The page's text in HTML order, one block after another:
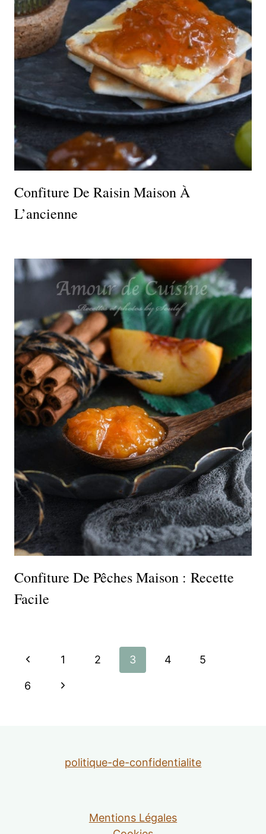
Confiture De Raisin Maison À
L’ancienne
Confiture De Pêches Maison : Recette
Facile
Navigation
de
Page
précédente
1 2 3 4 5
6
Page
politique-de-confidentialite
Mentions Légales